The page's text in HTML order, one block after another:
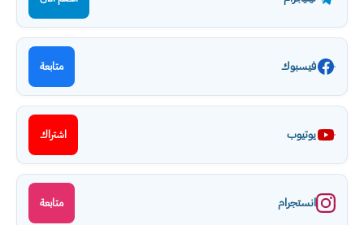
فيسبوك متابعة
يوتيوب اشتراك
انستجرام متابعة